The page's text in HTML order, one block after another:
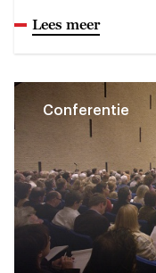
Lees meer
Conferentie